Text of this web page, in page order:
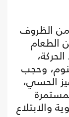
من الظروف
الطعام
وحجب
الحسي،
والابتلاع